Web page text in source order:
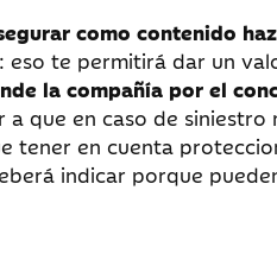
como contenido
te permitirá dar un
la compañía por el
a que en caso de
tener en cuenta
indicar porque